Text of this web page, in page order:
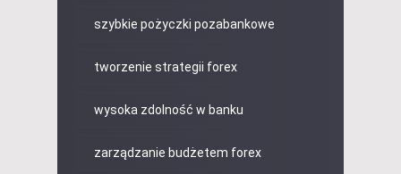
szybkie pożyczki pozabankowe
tworzenie strategii forex
wysoka zdolność w banku
zarządzanie budżetem forex